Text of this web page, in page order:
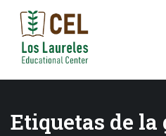
Etiquetas de la